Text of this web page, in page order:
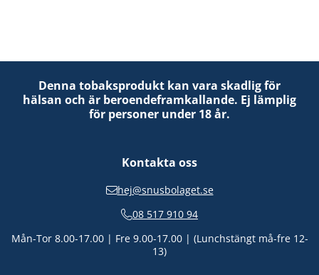
Denna tobaksprodukt kan vara skadlig för
hälsan och är beroendeframkallande. Ej lämplig
för personer under 18 år.
Kontakta oss
hej@snusbolaget.se
08 517 910 94
Mån-Tor 8.00-17.00 | Fre 9.00-17.00 | (Lunchstängt må-fre 12-
13)